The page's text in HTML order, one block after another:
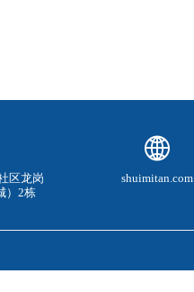
区龙岗
）2栋
shuimitan.com